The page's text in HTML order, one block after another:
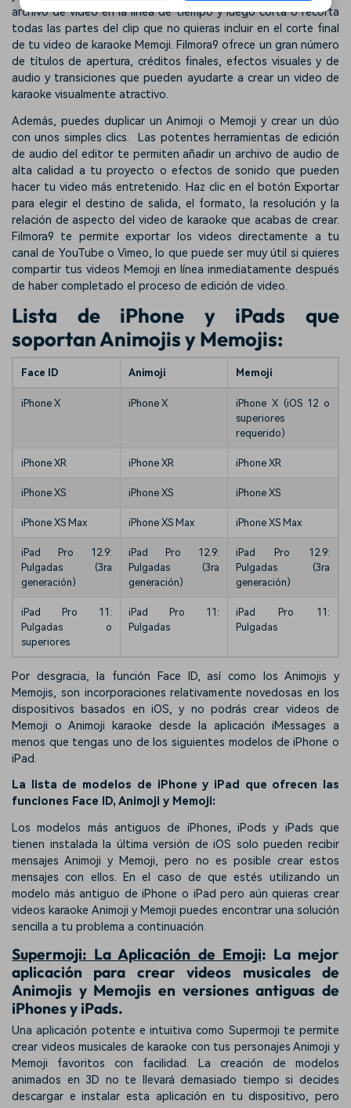
archivo de video en la línea de tiempo y luego corta o recorta
todas las partes del clip que no quieras incluir en el corte final
de tu video de karaoke Memoji. Filmora9 ofrece un gran número
de títulos de apertura, créditos finales, efectos visuales y de
audio y transiciones que pueden ayudarte a crear un video de
karaoke visualmente atractivo.
Además, puedes duplicar un Animoji o Memoji y crear un dúo
con unos simples clics. Las potentes herramientas de edición
de audio del editor te permiten añadir un archivo de audio de
alta calidad a tu proyecto o efectos de sonido que pueden
hacer tu video más entretenido. Haz clic en el botón Exportar
para elegir el destino de salida, el formato, la resolución y la
relación de aspecto del video de karaoke que acabas de crear.
Filmora9 te permite exportar los videos directamente a tu
canal de YouTube o Vimeo, lo que puede ser muy útil si quieres
compartir tus videos Memoji en línea inmediatamente después
de haber completado el proceso de edición de video.
Lista de iPhone y iPads que
soportan Animojis y Memojis:
Face ID Animoji Memoji
iPhone X iPhone X
iPhone X (iOS 12 o
superiores
requerido)
iPhone XR iPhone XR iPhone XR
iPhone XS iPhone XS iPhone XS
iPhone XS Max iPhone XS Max iPhone XS Max
iPad Pro 12.9:
Pulgadas (3ra
generación)
iPad Pro 12.9:
Pulgadas (3ra
generación)
iPad Pro 12.9:
Pulgadas (3ra
generación)
iPad Pro 11:
Pulgadas o
superiores
iPad Pro 11:
Pulgadas
iPad Pro 11:
Pulgadas
Por desgracia, la función Face ID, así como los Animojis y
Memojis, son incorporaciones relativamente novedosas en los
dispositivos basados en iOS, y no podrás crear videos de
Memoji o Animoji karaoke desde la aplicación iMessages a
menos que tengas uno de los siguientes modelos de iPhone o
iPad.
La lista de modelos de iPhone y iPad que ofrecen las
funciones Face ID, Animoji y Memoji:
Los modelos más antiguos de iPhones, iPods y iPads que
tienen instalada la última versión de iOS solo pueden recibir
mensajes Animoji y Memoji, pero no es posible crear estos
mensajes con ellos. En el caso de que estés utilizando un
modelo más antiguo de iPhone o iPad pero aún quieras crear
videos karaoke Animoji y Memoji puedes encontrar una solución
sencilla a tu problema a continuación.
Supermoji: La Aplicación de Emoji: La mejor
aplicación para crear videos musicales de
Animojis y Memojis en versiones antiguas de
iPhones y iPads.
Una aplicación potente e intuitiva como Supermoji te permite
crear videos musicales de karaoke con tus personajes Animoji y
Memoji favoritos con facilidad. La creación de modelos
animados en 3D no te llevará demasiado tiempo si decides
descargar e instalar esta aplicación en tu dispositivo, pero